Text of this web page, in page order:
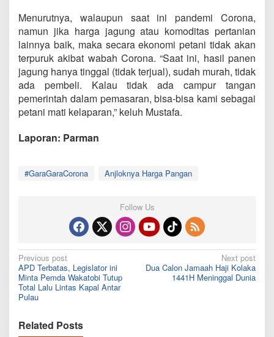
Menurutnya, walaupun saat ini pandemi Corona,
namun jika harga jagung atau komoditas pertanian
lainnya baik, maka secara ekonomi petani tidak akan
terpuruk akibat wabah Corona. “Saat ini, hasil panen
jagung hanya tinggal (tidak terjual), sudah murah, tidak
ada pembeli. Kalau tidak ada campur tangan
pemerintah dalam pemasaran, bisa-bisa kami sebagai
petani mati kelaparan,” keluh Mustafa.
Laporan: Parman
#GaraGaraCorona Anjloknya Harga Pangan
Follow Us
Post
navigation
Previous post
APD Terbatas, Legislator ini
Minta Pemda Wakatobi Tutup
Total Lalu Lintas Kapal Antar
Pulau
Next post
Dua Calon Jamaah Haji Kolaka
1441H Meninggal Dunia
Related Posts